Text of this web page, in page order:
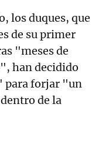
los duques, que
de su primer
"meses de
han decidido
para forjar "un
de la